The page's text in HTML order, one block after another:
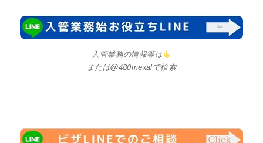
入管業務の情報等は
または@480mexalで検索